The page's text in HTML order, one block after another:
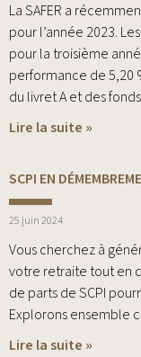
La SAFER a
pour l’année 2023.
pour la troisième
performance de 5,20
du livret A et des
Lire la suite »
SCPI EN
25 juin 2024
Vous cherchez à
votre retraite tout en
de parts de SCPI
Explorons ensemble
Lire la suite »